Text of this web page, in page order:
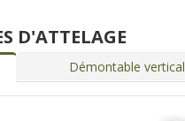
D'ATTELAGE
Démontable vertical